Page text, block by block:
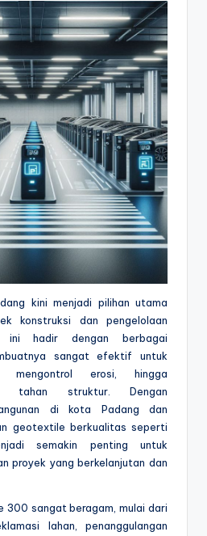
kini menjadi pilihan utama
konstruksi dan pengelolaan
ini hadir dengan berbagai
sangat efektif untuk
mengontrol erosi, hingga
tahan struktur. Dengan
di kota Padang dan
geotextile berkualitas seperti
semakin penting untuk
proyek yang berkelanjutan dan
300 sangat beragam, mulai dari
lahan, penanggulangan